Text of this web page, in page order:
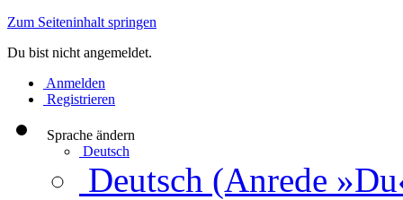
Zum Seiteninhalt springen
Du bist nicht angemeldet.
Anmelden
Registrieren
Sprache ändern
Deutsch
Deutsch (Anrede